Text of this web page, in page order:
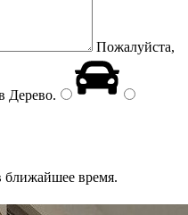
Пожалуйста,
Дерево.
время.